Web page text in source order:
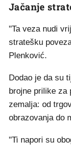
Jačanje
"Ta veza nudi
stratešku
Plenković.
Dodao je da su
brojne prilike za
zemalja: od
obrazovanja do
"Ti napori su